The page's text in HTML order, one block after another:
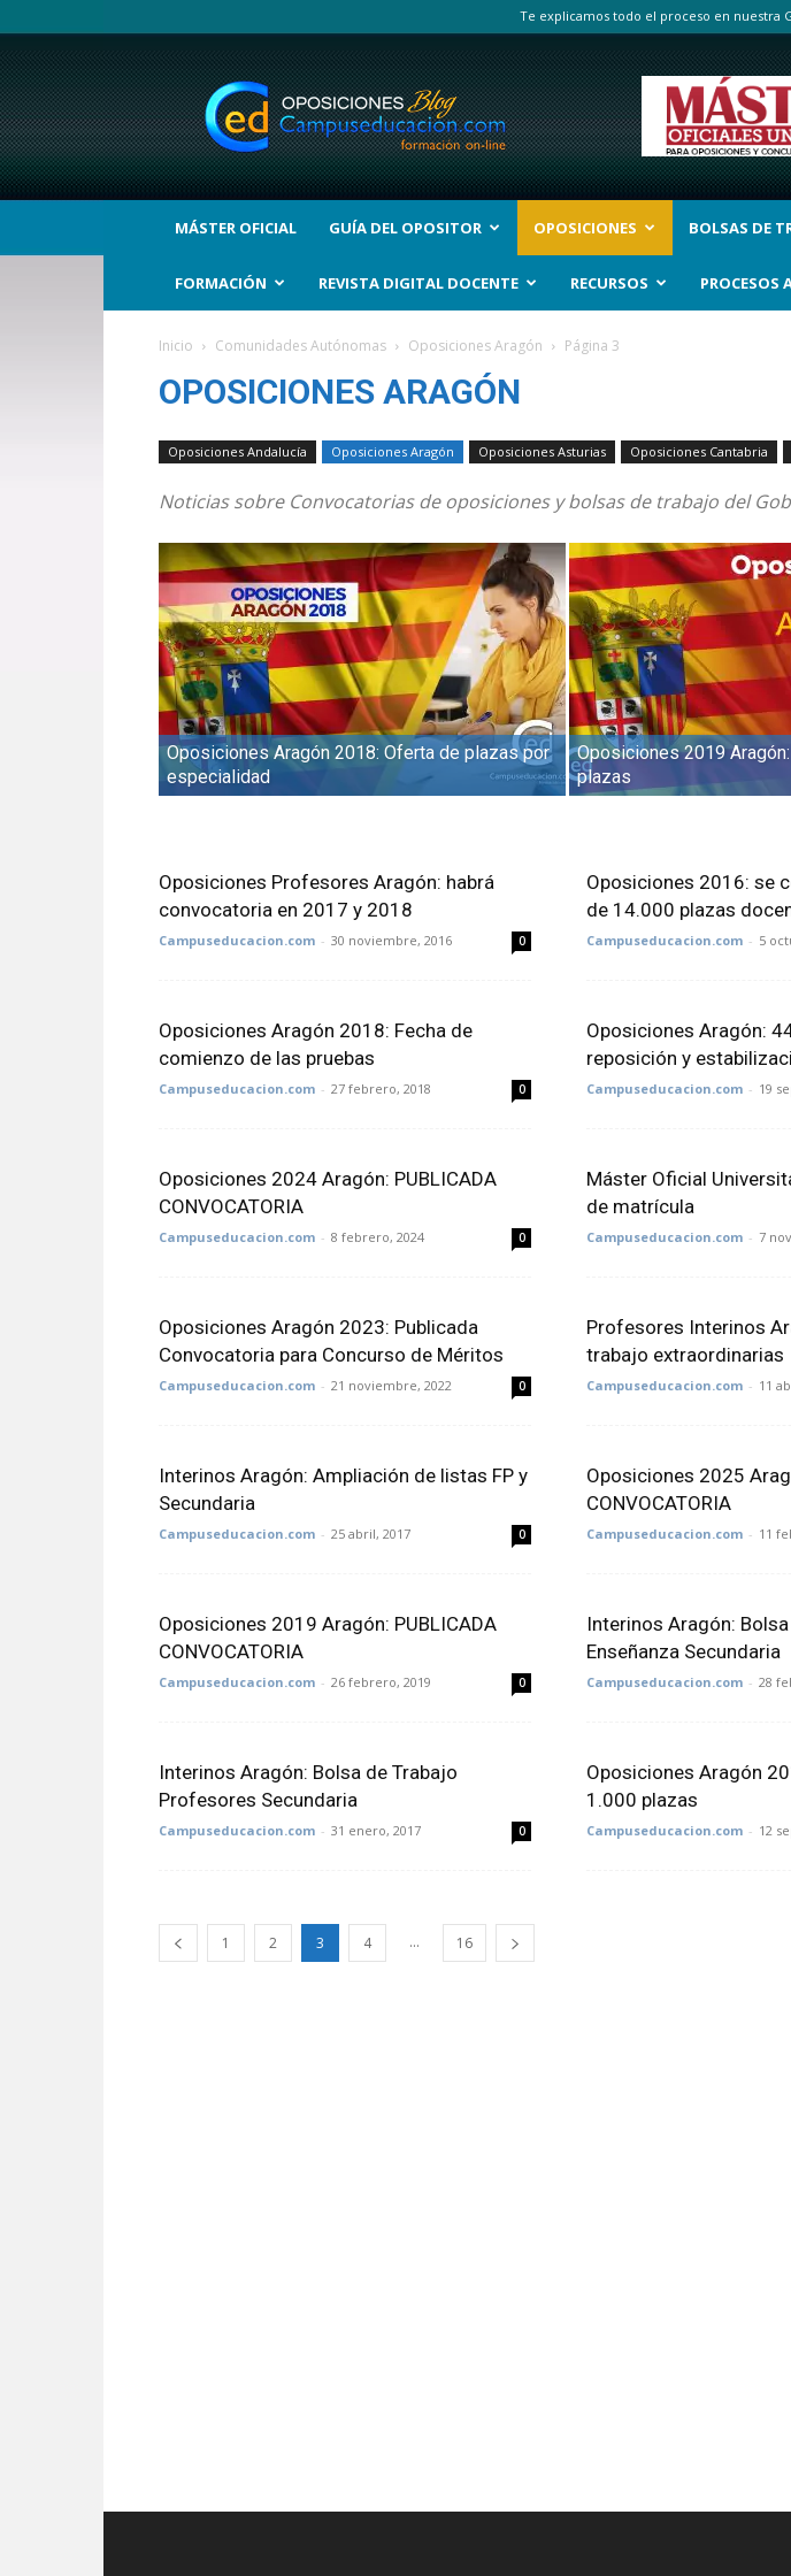
Te explicamos todo el proceso en nuestra
BLOG
Noticias
Oposiciones
y
bolsas
Trabajo
Interinos.
MÁSTER OFICIAL GUÍA DEL OPOSITOR OPOSICIONES BOLSAS DE
FORMACIÓN REVISTA DIGITAL DOCENTE RECURSOS PROCESOS
Inicio Comunidades Autónomas Oposiciones Aragón Página 3
OPOSICIONES ARAGÓN
Oposiciones Andalucía Oposiciones Aragón Oposiciones Asturias Oposiciones Cantabria
Noticias sobre Convocatorias de oposiciones y bolsas de trabajo del
Oposiciones Aragón 2018: Oferta de plazas por
especialidad
Oposiciones 2019
plazas
Oposiciones Profesores Aragón: habrá
convocatoria en 2017 y 2018
Campuseducacion.com - 30 noviembre, 2016 0
Oposiciones 2016: se
de 14.000 plazas
Campuseducacion.com - 5
Oposiciones Aragón 2018: Fecha de
comienzo de las pruebas
Campuseducacion.com - 27 febrero, 2018 0
Oposiciones Aragón:
reposición y
Campuseducacion.com - 19
Oposiciones 2024 Aragón: PUBLICADA
CONVOCATORIA
Campuseducacion.com - 8 febrero, 2024 0
Máster Oficial
de matrícula
Campuseducacion.com - 7
Oposiciones Aragón 2023: Publicada
Convocatoria para Concurso de Méritos
Campuseducacion.com - 21 noviembre, 2022 0
Profesores Interinos
trabajo extraordinarias
Campuseducacion.com - 11
Interinos Aragón: Ampliación de listas FP y
Secundaria
Campuseducacion.com - 25 abril, 2017 0
Oposiciones 2025
CONVOCATORIA
Campuseducacion.com - 11
Oposiciones 2019 Aragón: PUBLICADA
CONVOCATORIA
Campuseducacion.com - 26 febrero, 2019 0
Interinos Aragón:
Enseñanza Secundaria
Campuseducacion.com - 28
Interinos Aragón: Bolsa de Trabajo
Profesores Secundaria
Campuseducacion.com - 31 enero, 2017 0
Oposiciones Aragón
1.000 plazas
Campuseducacion.com - 12
1 2 3 4 ... 16